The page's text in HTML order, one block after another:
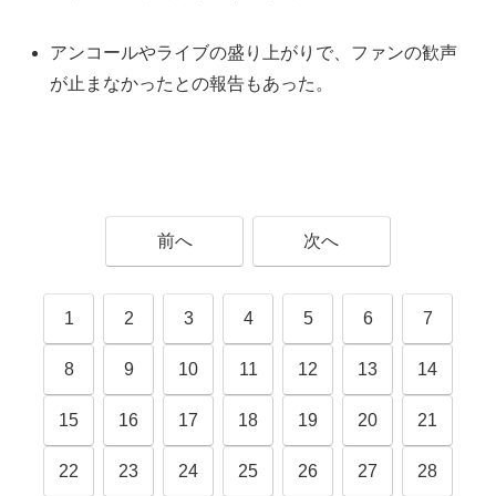
アンコールやライブの盛り上がりで、ファンの歓声
が止まなかったとの報告もあった。
前へ 次へ
1 2 3 4 5 6 7
8 9 10 11 12 13 14
15 16 17 18 19 20 21
22 23 24 25 26 27 28